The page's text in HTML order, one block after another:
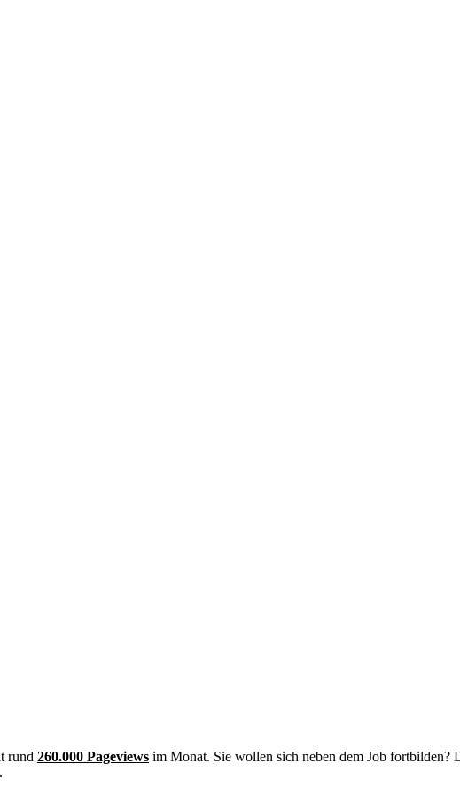
rund 260.000 Pageviews im Monat. Sie wollen sich neben dem Job fortbilden?